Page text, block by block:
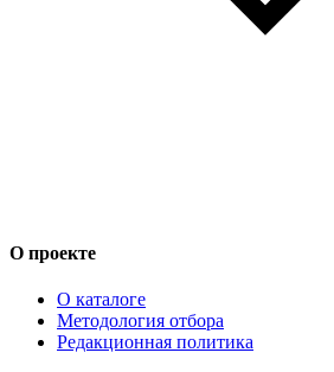
О проекте
О каталоге
Методология отбора
Редакционная политика